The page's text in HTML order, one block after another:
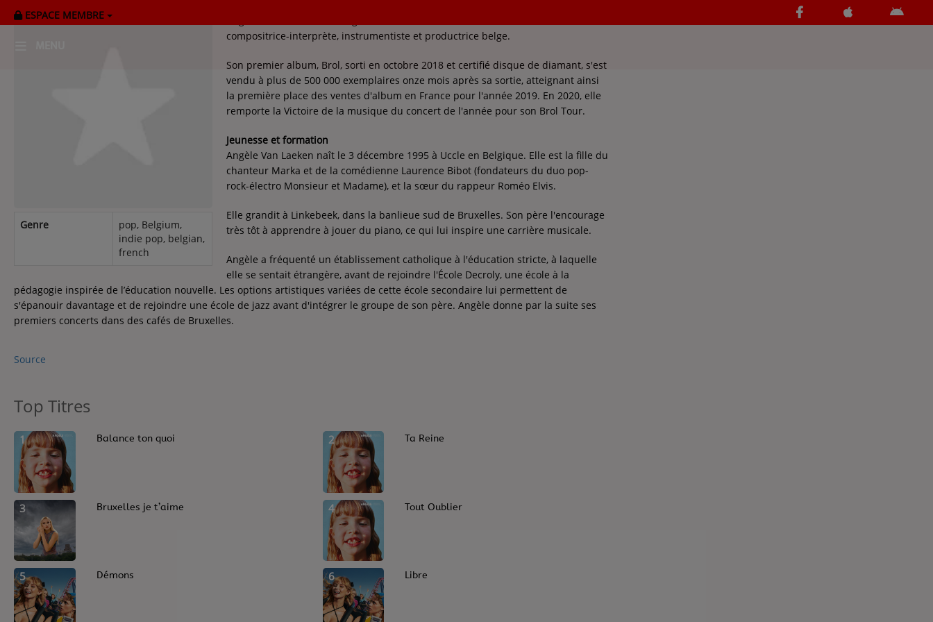
ESPACE MEMBRE
Cultur'Ciné - Jean Meurice
Contact
Fréquences
Recherche d'un titre
Genre
pop, Belgium,
indie pop, belgian,
french
compositrice-interprète, instrumentiste et productrice belge.
Son premier album, Brol, sorti en octobre 2018 et certifié disque de diamant, s'est
vendu à plus de 500 000 exemplaires onze mois après sa sortie, atteignant ainsi
la première place des ventes d'album en France pour l'année 2019. En 2020, elle
remporte la Victoire de la musique du concert de l'année pour son Brol Tour.
Jeunesse et formation
Angèle Van Laeken naît le 3 décembre 1995 à Uccle en Belgique. Elle est la fille du
chanteur Marka et de la comédienne Laurence Bibot (fondateurs du duo pop-
rock-électro Monsieur et Madame), et la sœur du rappeur Roméo Elvis.
Elle grandit à Linkebeek, dans la banlieue sud de Bruxelles. Son père l'encourage
très tôt à apprendre à jouer du piano, ce qui lui inspire une carrière musicale.
Angèle a fréquenté un établissement catholique à l'éducation stricte, à laquelle
elle se sentait étrangère, avant de rejoindre l'École Decroly, une école à la
pédagogie inspirée de l’éducation nouvelle. Les options artistiques variées de cette école secondaire lui permettent de
s'épanouir davantage et de rejoindre une école de jazz avant d'intégrer le groupe de son père. Angèle donne par la suite ses
premiers concerts dans des cafés de Bruxelles.
Source
Top Titres
1 Balance ton quoi 2 Ta Reine
3 Bruxelles je t’aime 4 Tout Oublier
5 Démons 6 Libre